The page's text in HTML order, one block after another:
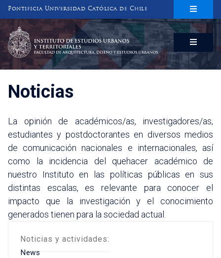
Pontificia Universidad Católica de Chile
INSTITUTO DE ESTUDIOS URBANOS
Y TERRITORIALES
FACULTAD DE ARQUITECTURA, DISEÑO Y ESTUDIOS URBANOS
Noticias
La opinión de académicos/as, investigadores/as,
estudiantes y postdoctorantes en diversos medios
de comunicación nacionales e internacionales, así
como la incidencia del quehacer académico de
nuestro Instituto en las políticas públicas en sus
distintas escalas, es relevante para conocer el
impacto que la investigación y el conocimiento
generados tienen para la sociedad actual.
Noticias y actividades:
News